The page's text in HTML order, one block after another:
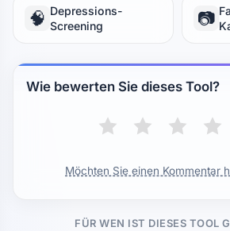
🧠 Depressions-
Screening
📷
Wie bewerten Sie dieses Tool?
Möchten Sie einen Kommentar
FÜR WEN IST DIESES TOOL